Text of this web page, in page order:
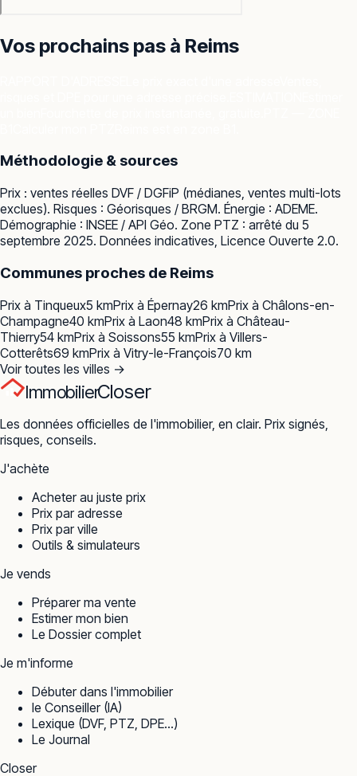
Vos prochains pas à Reims
Méthodologie & sources
Prix : ventes réelles DVF / DGFiP (médianes, ventes multi-lots
exclues). Risques : Géorisques / BRGM. Énergie : ADEME.
Démographie : INSEE / API Géo. Zone PTZ : arrêté du 5
septembre 2025. Données indicatives, Licence Ouverte 2.0.
Communes proches de Reims
Prix à Tinqueux5 kmPrix à Épernay26 kmPrix à Châlons-en-
Champagne40 kmPrix à Laon48 kmPrix à Château-
Thierry54 kmPrix à Soissons55 kmPrix à Villers-
Cotterêts69 kmPrix à Vitry-le-François70 km
Voir toutes les villes →
ImmobilierCloser
Les données officielles de l'immobilier, en clair. Prix signés,
risques, conseils.
J'achète
Acheter au juste prix
Prix par adresse
Prix par ville
Outils & simulateurs
Je vends
Préparer ma vente
Estimer mon bien
Le Dossier complet
Je m'informe
Débuter dans l'immobilier
le Conseiller (IA)
Lexique (DVF, PTZ, DPE…)
Le Journal
Closer